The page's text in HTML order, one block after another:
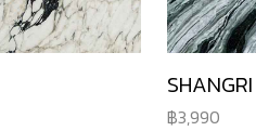
3,990